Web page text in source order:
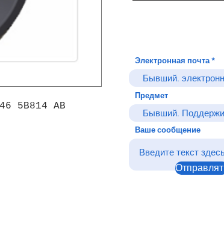
5B814 AB
Электронная почта
Предмет
Ваше сообщение